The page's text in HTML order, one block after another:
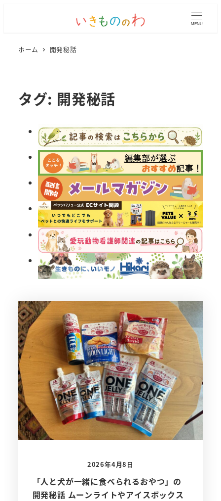
MENU
ホーム 開発秘話
タグ: 開発秘話
2026年4月8日
「人と犬が一緒に食べられるおやつ」の
開発秘話 ムーンライトやアイスボックス